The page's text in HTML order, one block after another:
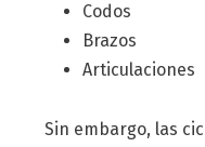
Codos
Brazos
Articulaciones
Sin embargo, las